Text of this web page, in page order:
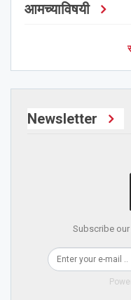
आमच्याविषयी
Newsletter
Subscribe